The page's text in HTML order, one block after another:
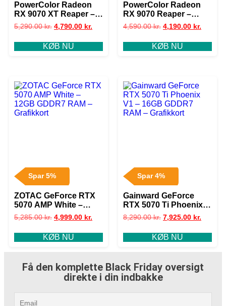
PowerColor Radeon
RX 9070 XT Reaper –
16GB GDDR6 RAM –
Grafikkort
5,290.00kr. 4,790.00 kr.
KØB NU
PowerColor Radeon
RX 9070 Reaper –
16GB GDDR6 RAM –
Grafikkort
4,590.00kr. 4,190.00 kr.
KØB NU
Spar 5%
ZOTAC GeForce RTX
5070 AMP White –
12GB GDDR7 RAM –
Grafikkort
5,285.00kr. 4,999.00 kr.
KØB NU
Spar 4%
Gainward GeForce
RTX 5070 Ti Phoenix
V1 – 16GB GDDR7
RAM – Grafikkort
8,290.00kr. 7,925.00 kr.
KØB NU
Få den komplette Black Friday oversigt
direkte i din indbakke